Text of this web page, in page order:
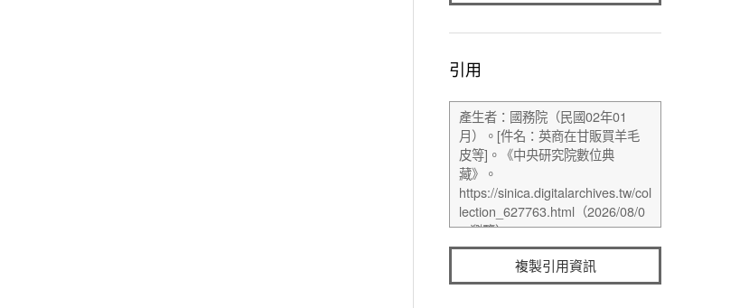
引用
複製引用資訊